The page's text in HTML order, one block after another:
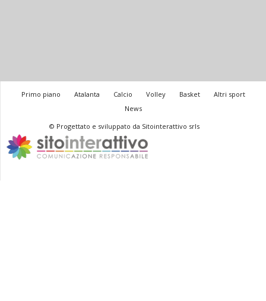
Primo piano Atalanta Calcio Volley Basket
Altri sport
News
© Progettato e sviluppato da Sitointerattivo srls